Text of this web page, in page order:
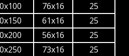
76x16
25
61x16
25
56x16
25
73x16
25